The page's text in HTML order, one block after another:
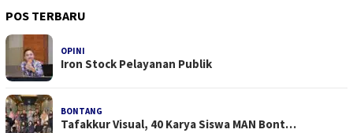
POS TERBARU
OPINI
Iron Stock Pelayanan Publik
BONTANG
Tafakkur Visual, 40 Karya Siswa MAN Bont…